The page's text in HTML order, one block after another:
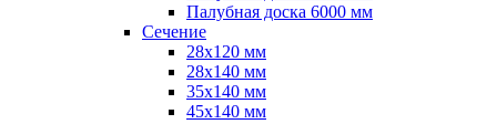
Палубная доска 6000 мм
Сечение
28х120 мм
28х140 мм
35х140 мм
45х140 мм